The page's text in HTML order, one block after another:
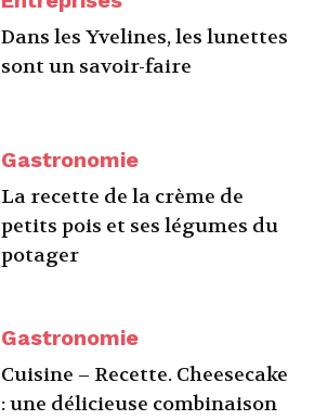
Dans les Yvelines, les lunettes
sont un savoir-faire
Gastronomie
La recette de la crème de
petits pois et ses légumes du
potager
Gastronomie
Cuisine – Recette. Cheesecake
: une délicieuse combinaison